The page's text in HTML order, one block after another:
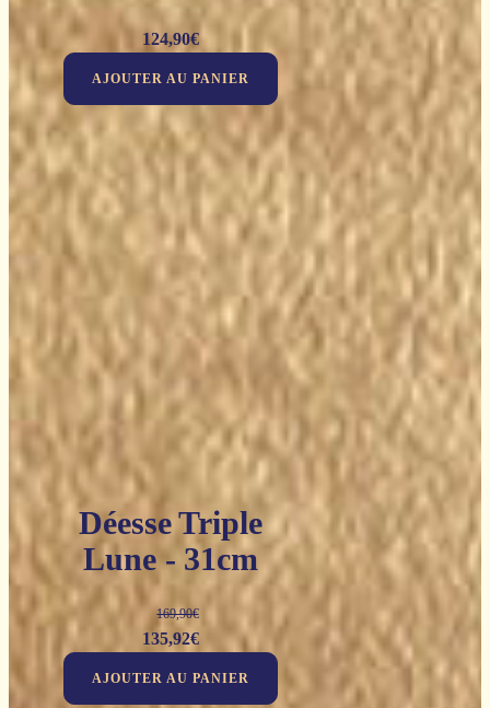
124,90€
AJOUTER AU PANIER
Déesse Triple
Lune - 31cm
169,90€
Le
135,92€Le
AJOUTER AU PANIER